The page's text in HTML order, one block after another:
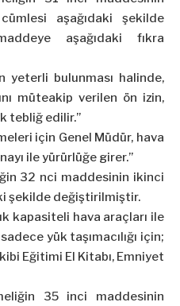
aşağıdaki şekilde
aşağıdaki fıkra
yeterli bulunması halinde,
müteakip verilen ön izin,
tebliğ edilir.”
için Genel Müdür, hava
ile yürürlüğe girer.”
32 nci maddesinin ikinci
şekilde değiştirilmiştir.
kapasiteli hava araçları ile
yük taşımacılığı için;
Eğitimi El Kitabı, Emniyet
35 inci maddesinin